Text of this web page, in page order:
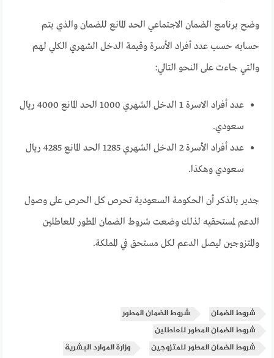
وضح برنامج الضمان الاجتماعي الحد المانع للضمان والذي يتم
حسابه حسب عدد أفراد الأسرة وقيمة الدخل الشهري الكلي لهم
والتي جاءت على النحو التالي:
عدد أفراد الاسرة 1 الدخل الشهري 1000 الحد المانع 4000 ريال
سعودي.
عدد أفراد الأسرة 2 الدخل الشهري 1285 الحد المانع 4285 ريال
سعودي وهكذا.
جدير بالذكر أن الحكومة السعودية تحرص كل الحرص على وصول
الدعم لمستحقيه لذلك وضعت شروط الضمان المطور للعاطلين
والمتزوجين ليصل الدعم لكل مستحق في المملكة.
شروط الضمان
شروط الضمان المطور
شروط الضمان المطور للعاطلين
شروط الضمان المطور للمتزوجين
وزارة الموارد البشرية